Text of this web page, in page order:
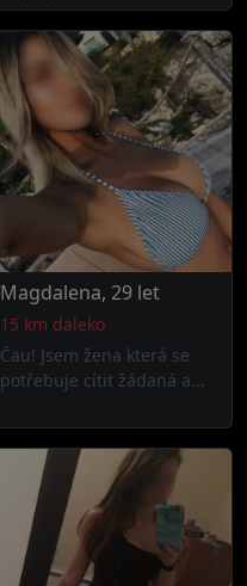
Magdalena, 29 let
15 km daleko
Čau! Jsem žena která se
potřebuje cítit žádaná a...